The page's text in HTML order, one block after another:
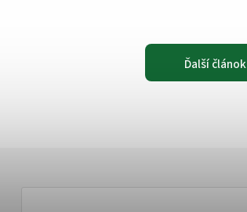
Ďalší článok